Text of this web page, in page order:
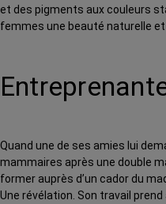
et des pigments aux couleurs
femmes une beauté naturelle et
Quand une de ses amies lui
mammaires après une double
former auprès d’un cador du
Une révélation. Son travail